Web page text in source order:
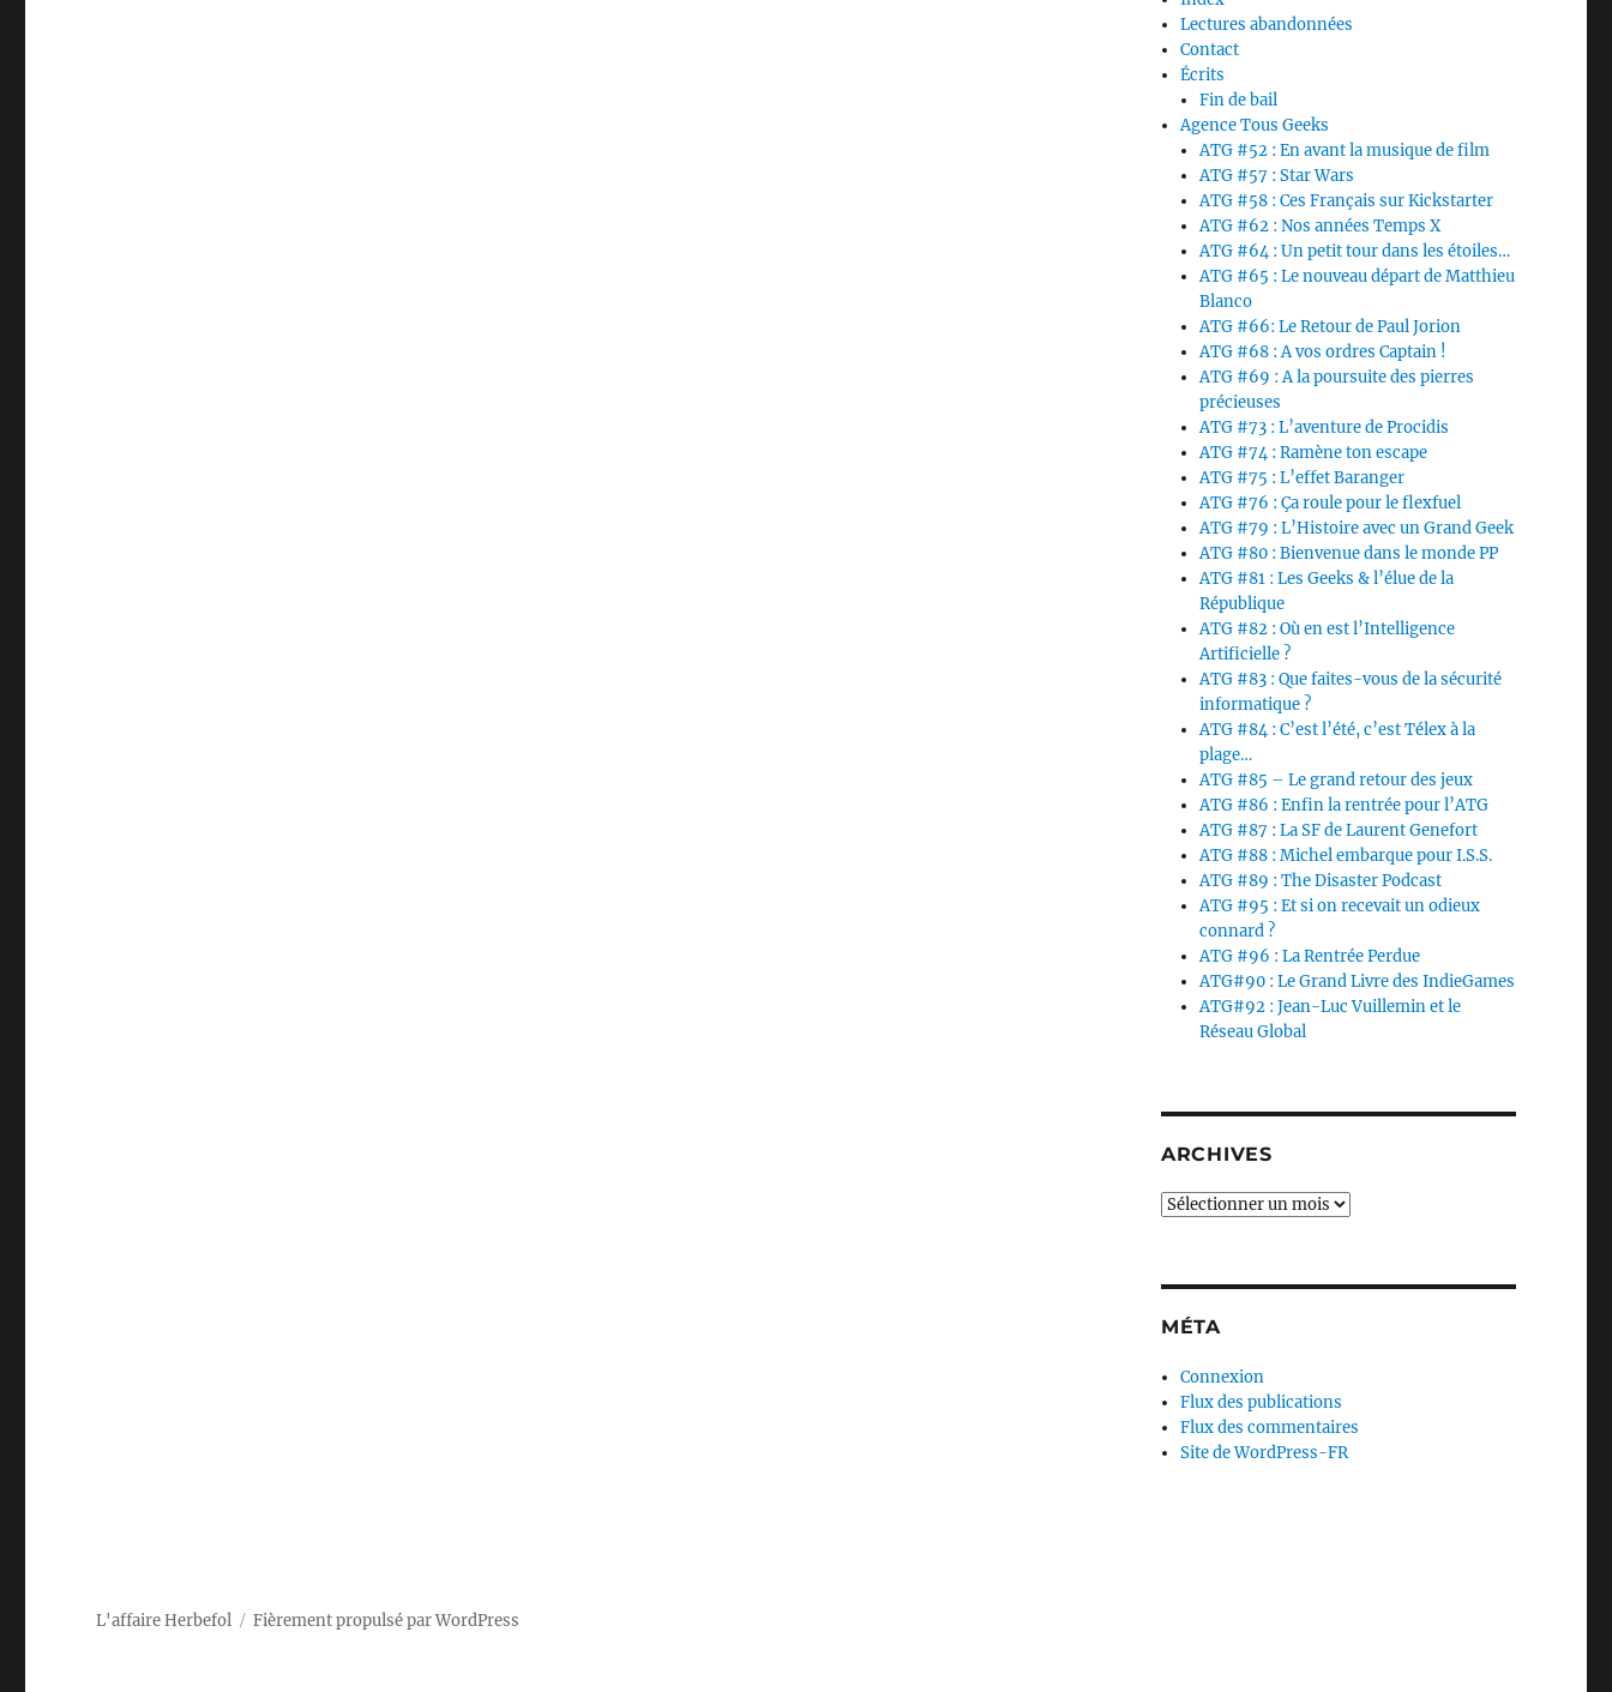
Lectures abandonnées
Contact
Écrits
Fin de bail
Agence Tous Geeks
ATG #52 : En avant la musique de film
ATG #57 : Star Wars
ATG #58 : Ces Français sur Kickstarter
ATG #62 : Nos années Temps X
ATG #64 : Un petit tour dans les étoiles…
ATG #65 : Le nouveau départ de Matthieu
Blanco
ATG #66: Le Retour de Paul Jorion
ATG #68 : A vos ordres Captain !
ATG #69 : A la poursuite des pierres
précieuses
ATG #73 : L’aventure de Procidis
ATG #74 : Ramène ton escape
ATG #75 : L’effet Baranger
ATG #76 : Ça roule pour le flexfuel
ATG #79 : L’Histoire avec un Grand Geek
ATG #80 : Bienvenue dans le monde PP
ATG #81 : Les Geeks & l’élue de la
République
ATG #82 : Où en est l’Intelligence
Artificielle ?
ATG #83 : Que faites-vous de la sécurité
informatique ?
ATG #84 : C’est l’été, c’est Télex à la
plage…
ATG #85 – Le grand retour des jeux
ATG #86 : Enfin la rentrée pour l’ATG
ATG #87 : La SF de Laurent Genefort
ATG #88 : Michel embarque pour I.S.S.
ATG #89 : The Disaster Podcast
ATG #95 : Et si on recevait un odieux
connard ?
ATG #96 : La Rentrée Perdue
ATG#90 : Le Grand Livre des IndieGames
ATG#92 : Jean-Luc Vuillemin et le
Réseau Global
ARCHIVES
Archives
MÉTA
Connexion
Flux des publications
Flux des commentaires
Site de WordPress-FR
L'affaire Herbefol Fièrement propulsé par WordPress